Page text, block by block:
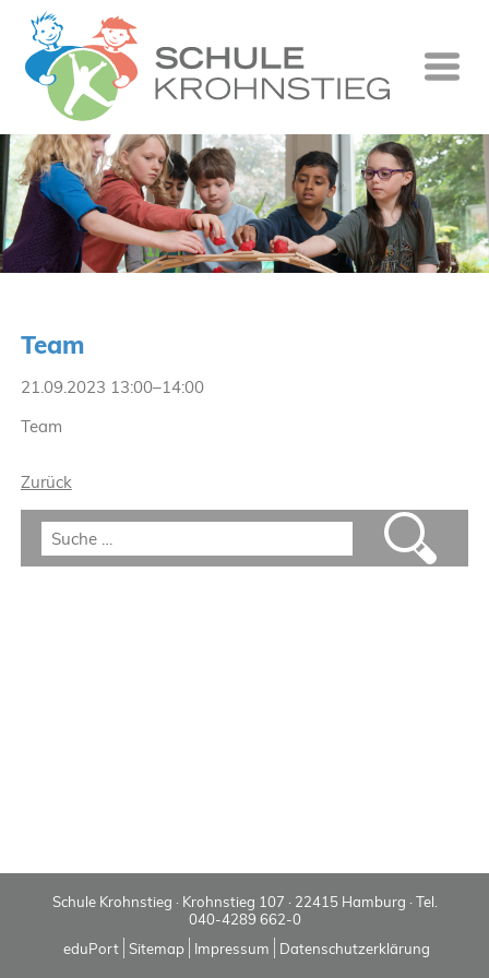
Team
21.09.2023 13:00–14:00
Team
Zurück
Schule Krohnstieg · Krohnstieg 107 · 22415 Hamburg · Tel.
040-4289 662-0
eduPort Sitemap Impressum Datenschutzerklärung
Startseite
Wer wir
Was wir
Ganztag